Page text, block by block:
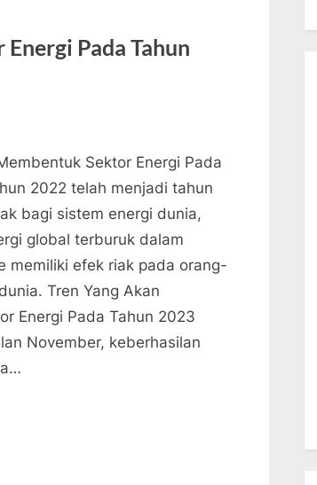
Pada Tahun
Sektor Energi Pada
2022 telah menjadi tahun
bagi sistem energi dunia,
global terburuk dalam
memiliki efek riak pada orang-
Tren Yang Akan
Energi Pada Tahun 2023
November, keberhasilan